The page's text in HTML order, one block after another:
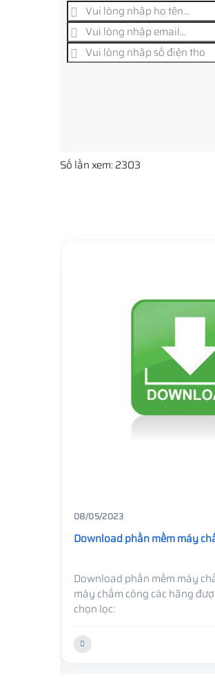
Số lần xem: 2303
08/05/2023
Download phần mềm máy
Download phần mềm máy
máy chấm công các hãng
chọn lọc: